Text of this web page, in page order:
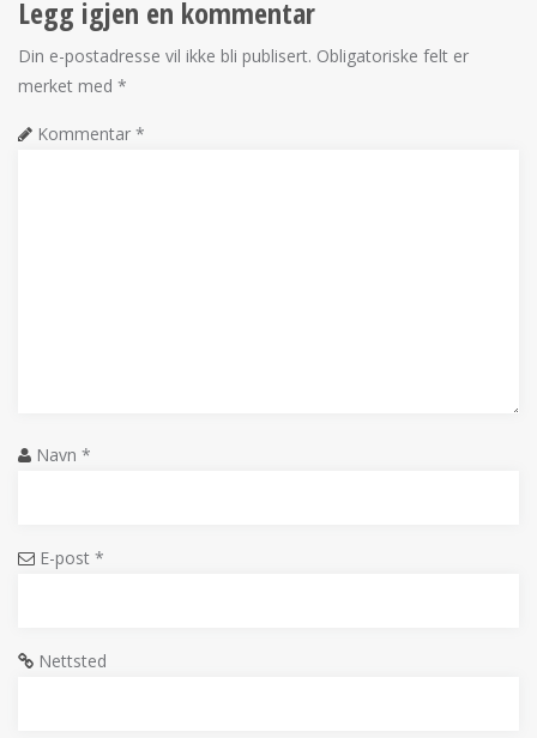
Legg igjen en kommentar
Din e-postadresse vil ikke bli publisert. Obligatoriske felt er
merket med *
Kommentar *
Navn *
E-post *
Nettsted